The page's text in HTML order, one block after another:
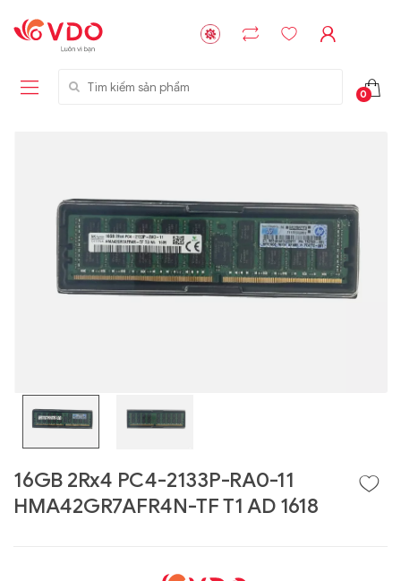
Tìm kiếm sản phẩm
0
16GB 2Rx4 PC4-2133P-RA0-11
HMA42GR7AFR4N-TF T1 AD 1618
NVMe™ SSD
Storage Micron -
64GB - 15.36TB
GIGABYTE
G593-ZD1 (rev.
AAX1)